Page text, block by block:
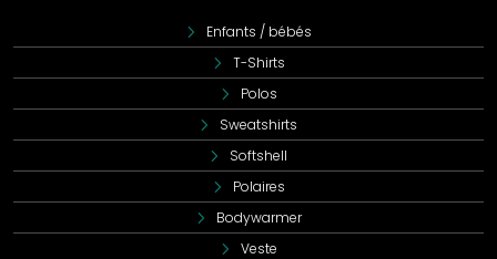
Enfants / bébés
T-Shirts
Polos
Sweatshirts
Softshell
Polaires
Bodywarmer
Veste